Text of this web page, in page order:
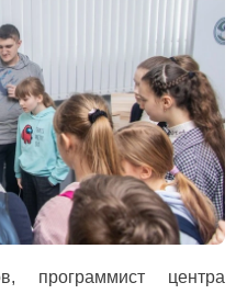
программист центра